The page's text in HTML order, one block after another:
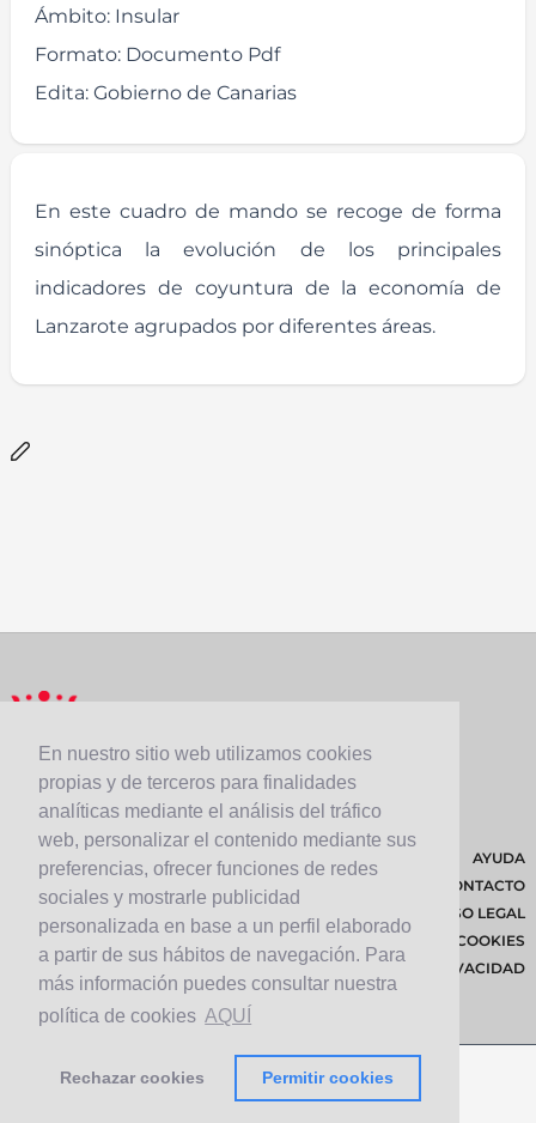
En nuestro sitio web utilizamos cookies
propias y de terceros para finalidades
analíticas mediante el análisis del tráfico
web, personalizar el contenido mediante sus
preferencias, ofrecer funciones de redes
sociales y mostrarle publicidad
personalizada en base a un perfil elaborado
a partir de sus hábitos de navegación. Para
más información puedes consultar nuestra
política de cookies AQUÍ
Rechazar cookies Permitir cookies
Ámbito: Insular
Formato: Documento Pdf
Edita: Gobierno de Canarias
En este cuadro de mando se recoge de forma
sinóptica la evolución de los principales
indicadores de coyuntura de la economía de
Lanzarote agrupados por diferentes áreas.
AYUDA
CONTACTO
AVISO LEGAL
POLÍTICA DE COOKIES
POLÍTICA DE PRIVACIDAD
Diseñado porSolucionet.com